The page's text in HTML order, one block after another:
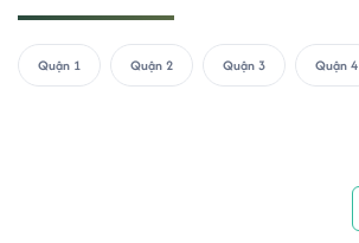
Quận 1 Quận 2 Quận 3 Quận 4